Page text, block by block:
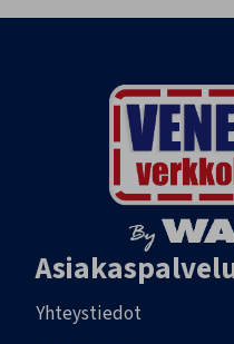
Yhteystiedot